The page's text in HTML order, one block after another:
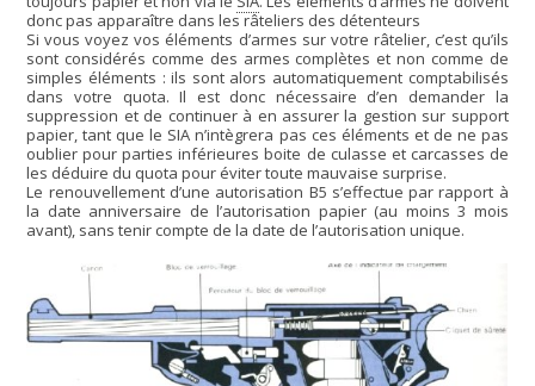
donc pas apparaître dans les râteliers des détenteurs
Si vous voyez vos éléments d’armes sur votre râtelier, c’est qu’ils
sont considérés comme des armes complètes et non comme de
simples éléments : ils sont alors automatiquement comptabilisés
dans votre quota. Il est donc nécessaire d’en demander la
suppression et de continuer à en assurer la gestion sur support
papier, tant que le SIA n’intègrera pas ces éléments et de ne pas
oublier pour parties inférieures boite de culasse et carcasses de
les déduire du quota pour éviter toute mauvaise surprise.
Le renouvellement d’une autorisation B5 s’effectue par rapport à
la date anniversaire de l’autorisation papier (au moins 3 mois
avant), sans tenir compte de la date de l’autorisation unique.